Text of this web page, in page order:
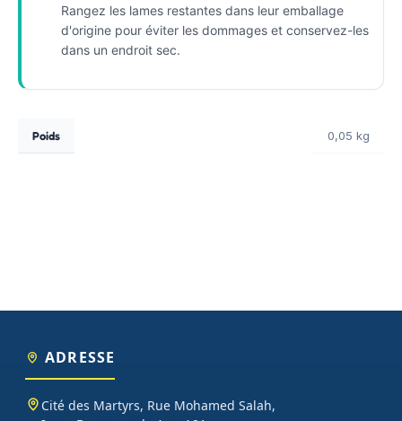
Rangez les lames restantes dans leur emballage
d'origine pour éviter les dommages et conservez-les
dans un endroit sec.
Poids 0,05 kg
ADRESSE
Cité des Martyrs, Rue Mohamed Salah,